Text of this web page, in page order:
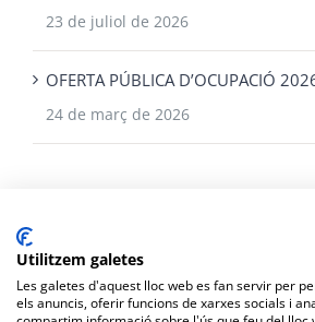
23 de juliol de 2026
OFERTA PÚBLICA D’OCUPACIÓ
24 de març de 2026
Utilitzem galetes
Les galetes d'aquest lloc web es fan servir per
els anuncis, oferir funcions de xarxes socials i